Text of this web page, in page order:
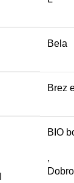
Bela
Brez
BIO
,